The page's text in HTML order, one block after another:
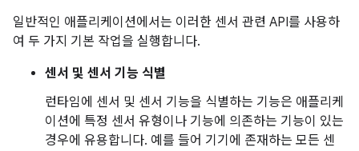
일반적인 애플리케이션에서는 이러한 센서 관련 API를 사용하
여 두 가지 기본 작업을 실행합니다.
센서 및 센서 기능 식별
런타임에 센서 및 센서 기능을 식별하는 기능은 애플리케
이션에 특정 센서 유형이나 기능에 의존하는 기능이 있는
경우에 유용합니다. 예를 들어 기기에 존재하는 모든 센